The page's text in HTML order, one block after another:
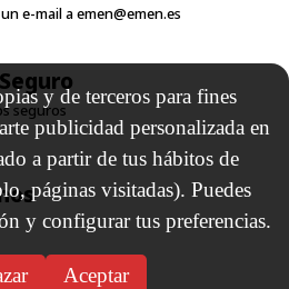
e-mail aemen@emen.es
seguros
y de terceros para fines
publicidad personalizada en
a partir de tus hábitos de
páginas visitadas). Puedes
y configurar tus preferencias.
Aceptar